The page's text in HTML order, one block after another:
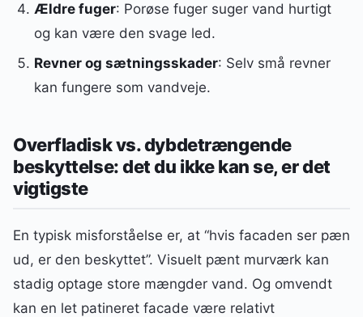
Ældre fuger: Porøse fuger suger vand hurtigt
og kan være den svage led.
Revner og sætningsskader: Selv små revner
kan fungere som vandveje.
Overfladisk vs. dybdetrængende
beskyttelse: det du ikke kan se, er det
vigtigste
En typisk misforståelse er, at “hvis facaden ser pæn
ud, er den beskyttet”. Visuelt pænt murværk kan
stadig optage store mængder vand. Og omvendt
kan en let patineret facade være relativt